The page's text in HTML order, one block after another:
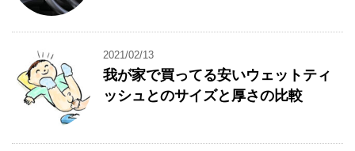
2021/02/13
我が家で買ってる安いウェットティ
ッシュとのサイズと厚さの比較